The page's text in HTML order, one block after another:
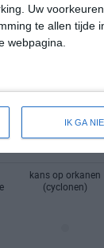
Uw
te allen tijde
webpagina.
IK GA
klimaat en de
(extreme) hitte
kans op orkanen
(cyclonen)